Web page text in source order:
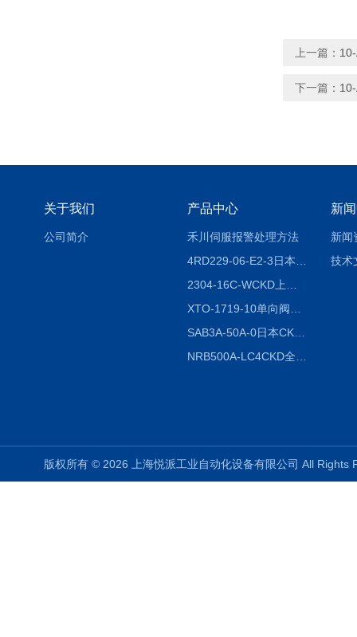
上一篇：
下一篇：
关于我们
公司简介
产品中心
禾川伺服报警处理方法
SAB3A-50A-0日本CKD全国授权代理
新
新闻
技术
版权所有 © 2026 上海悦派工业自动化设备有限公司 All